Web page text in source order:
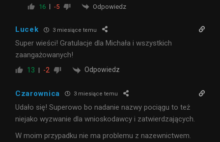
16 -5 Odpowiedz
Lucek 3 miesiące temu
Super wieści! Gratulacje dla Michała i wszystkich
zaangażowanych!
13 -2 Odpowiedz
Czarownica 3 miesiące temu
Udało się! Superowo bo nadanie nazwy pociągu to też
niejako wyzwanie dla wnioskodawcy i zatwierdzających.
W moim przypadku nie ma problemu z nazewnictwem.